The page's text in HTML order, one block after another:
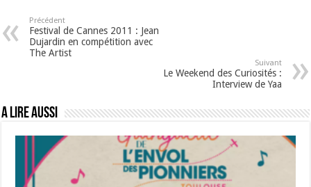
Précédent
Festival de Cannes 2011 : Jean
Dujardin en compétition avec
The Artist
Suivant
Le Weekend des Curiosités :
Interview de Yaa
A lire aussi